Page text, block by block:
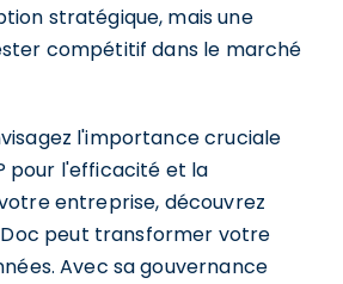
stratégique, mais une
compétitif dans le marché
l'importance cruciale
pour l'efficacité et la
entreprise, découvrez
peut transformer votre
Avec sa gouvernance